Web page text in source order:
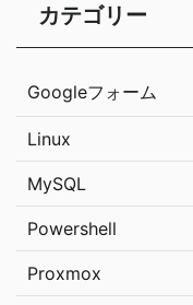
カテゴリー
Googleフォーム
Linux
MySQL
Powershell
Proxmox